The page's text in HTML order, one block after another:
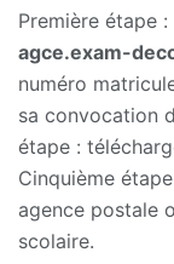
Première étape
agce.exam-
numéro
sa convocation
étape :
Cinquième
agence postale
scolaire.